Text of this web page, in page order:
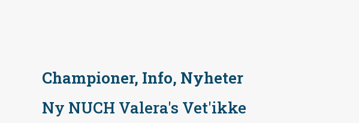
Championer, Info, Nyheter
Ny NUCH Valera's Vet'ikke